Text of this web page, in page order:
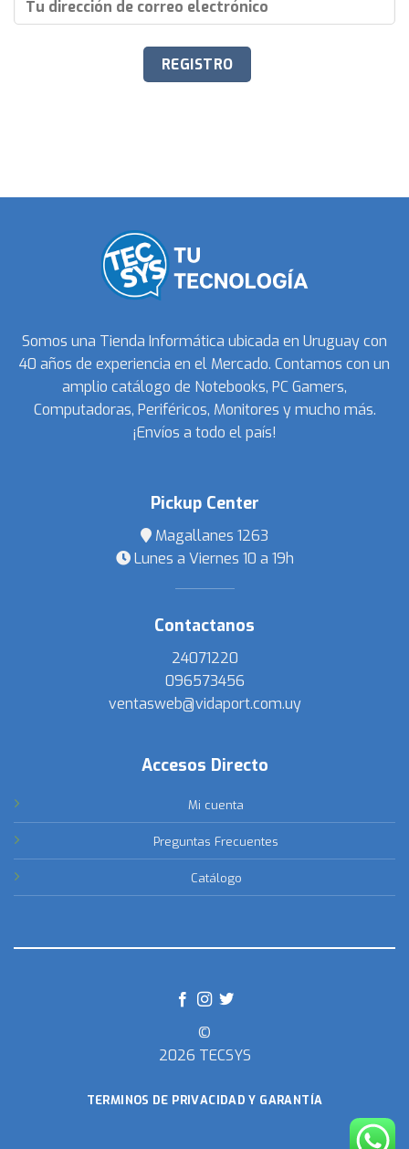
Somos una Tienda Informática ubicada en Uruguay con
40 años de experiencia en el Mercado. Contamos con un
amplio catálogo de Notebooks, PC Gamers,
Computadoras, Periféricos, Monitores y mucho más.
¡Envíos a todo el país!
Pickup Center
Magallanes 1263
Lunes a Viernes 10 a 19h
Contactanos
24071220
096573456
ventasweb@vidaport.com.uy
Accesos Directo
Mi cuenta
Preguntas Frecuentes
Catálogo
©
2026 TECSYS
TERMINOS DE PRIVACIDAD Y GARANTÍA